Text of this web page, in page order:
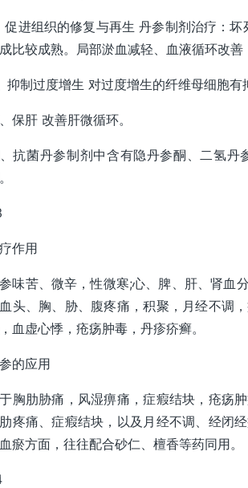
促进组织的修复与再生 丹参制剂治疗：
比较成熟。局部淤血减轻、血液循环改善
抑制过度增生 对过度增生的纤维母细胞有
保肝 改善肝微循环。
抗菌丹参制剂中含有隐丹参酮、二氢
作用
味苦、微辛，性微寒;心、脾、肝、肾血
头、胸、胁、腹疼痛，积聚，月经不调
血虚心悸，疮疡肿毒，丹疹疥癣。
的应用
胸肋胁痛，风湿痹痛，症瘕结块，疮疡
疼痛、症瘕结块，以及月经不调、经闭
瘀方面，往往配合砂仁、檀香等药同用。